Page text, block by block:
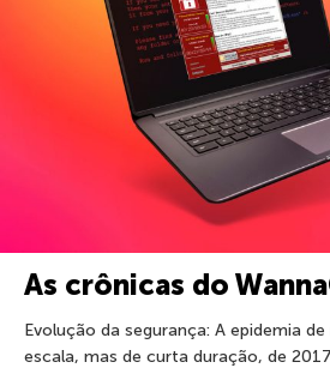
As crônicas do
Evolução da segurança: A epidemia
escala, mas de curta duração, de